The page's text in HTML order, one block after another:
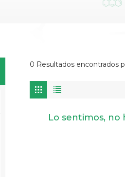
0 Resultados encontrados
Lo sentimos, no